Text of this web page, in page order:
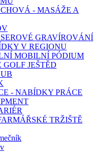
- MASÁŽE A
GRAVÍROVÁNÍ
V REGIONU
MOBILNÍ PÓDIUM
GOLF JEŠTĚD
- NABÍDKY PRÁCE
TRŽIŠTĚ